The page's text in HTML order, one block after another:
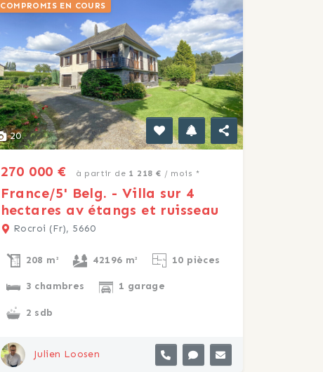
20
COMPROMIS EN COURS
270 000 € à partir de 1 218 € / mois *
France/5' Belg. - Villa sur 4
hectares av étangs et ruisseau
Rocroi (Fr), 5660
208 m² 42196 m² 10 pièces
3 chambres 1 garage
2 sdb
Julien Loosen